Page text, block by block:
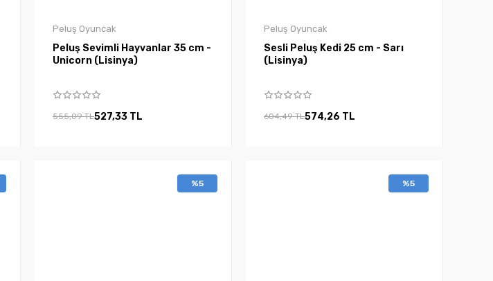
Peluş Oyuncak
Peluş Sevimli Hayvanlar 35 cm -
Unicorn (Lisinya)
555,09 TL527,33 TL
Peluş Oyuncak
Sesli Peluş Kedi 25 cm - Sarı
(Lisinya)
604,49 TL574,26 TL
%5 %5